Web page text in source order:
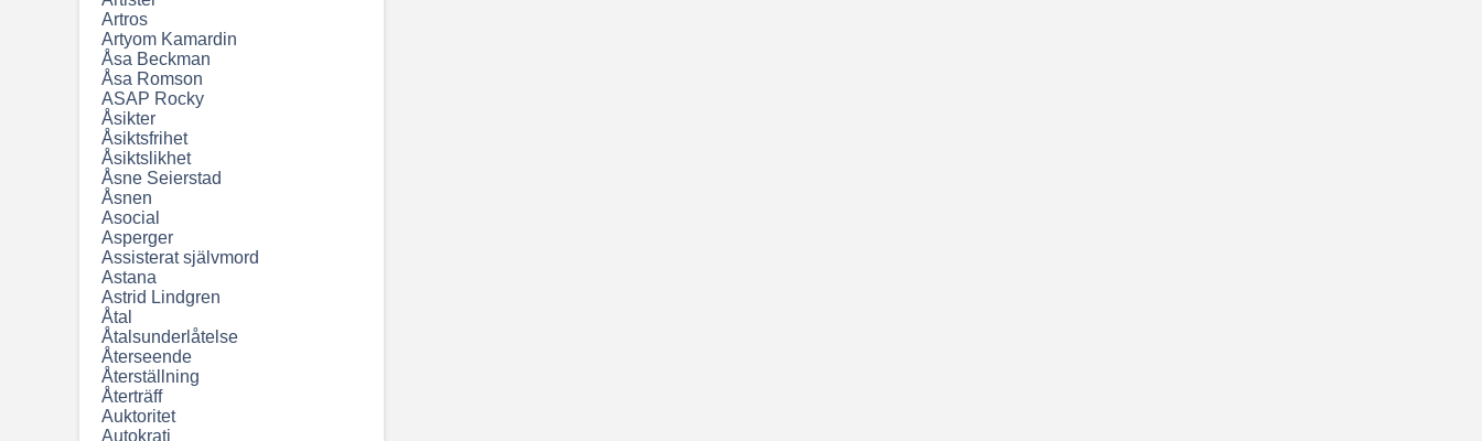
Artros
Artyom Kamardin
Åsa Beckman
Åsa Romson
ASAP Rocky
Åsikter
Åsiktsfrihet
Åsiktslikhet
Åsne Seierstad
Åsnen
Asocial
Asperger
Assisterat självmord
Astana
Astrid Lindgren
Åtal
Åtalsunderlåtelse
Återseende
Återställning
Återträff
Auktoritet
Autokrati